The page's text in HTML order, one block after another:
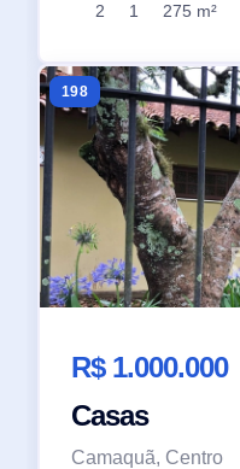
2 1 275 m²
198
R$ 1.000.000
Casas
Camaquã, Centro